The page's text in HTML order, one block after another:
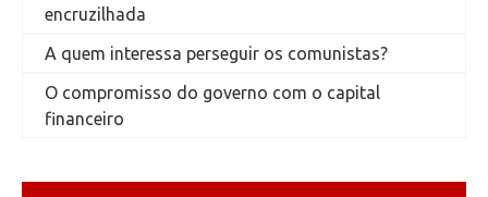
encruzilhada
A quem interessa perseguir os comunistas?
O compromisso do governo com o capital
financeiro